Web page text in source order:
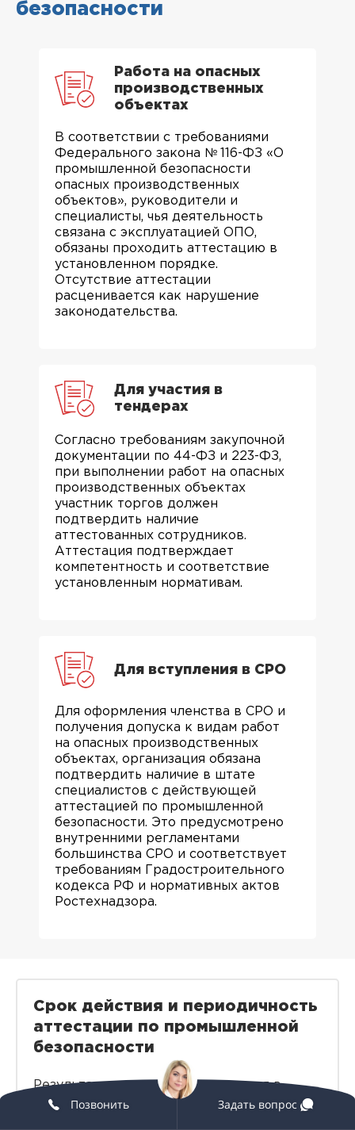
безопасности
Работа на опасных
производственных
объектах
В соответствии с требованиями
Федерального закона № 116-ФЗ «О
промышленной безопасности
опасных производственных
объектов», руководители и
специалисты, чья деятельность
связана с эксплуатацией ОПО,
обязаны проходить аттестацию в
установленном порядке.
Отсутствие аттестации
расценивается как нарушение
законодательства.
Для участия в
тендерах
Согласно требованиям закупочной
документации по 44-ФЗ и 223-ФЗ,
при выполнении работ на опасных
производственных объектах
участник торгов должен
подтвердить наличие
аттестованных сотрудников.
Аттестация подтверждает
компетентность и соответствие
установленным нормативам.
Для вступления в СРО
Для оформления членства в СРО и
получения допуска к видам работ
на опасных производственных
объектах, организация обязана
подтвердить наличие в штате
специалистов с действующей
аттестацией по промышленной
безопасности. Это предусмотрено
внутренними регламентами
большинства СРО и соответствует
требованиям Градостроительного
кодекса РФ и нормативных актов
Ростехнадзора.
Срок действия и периодичность
аттестации по промышленной
безопасности
Результат аттестации фиксируется в
официальном протоколе и вносится в
Позвонить Задать вопрос